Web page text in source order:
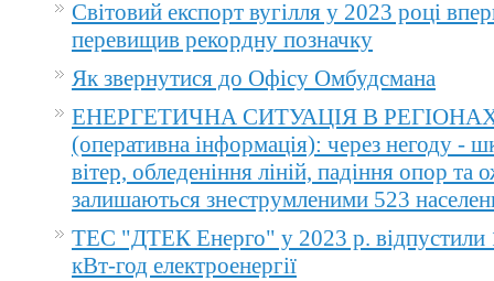
Світовий експорт вугілля у 2023 році
перевищив рекордну позначку
Як звернутися до Офісу Омбудсмана
ЕНЕРГЕТИЧНА СИТУАЦІЯ В
(оперативна інформація): через негоду -
вітер, обледеніння ліній, падіння опор та
залишаються знеструмленими 523
ТЕС "ДТЕК Енерго" у 2023 р. відпустили
кВт-год електроенергії